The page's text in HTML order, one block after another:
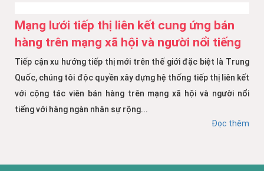
Mạng lưới tiếp thị liên kết cung ứng bán
hàng trên mạng xã hội và người nổi tiếng
Tiếp cận xu hướng tiếp thị mới trên thế giới đặc biệt là Trung
Quốc, chúng tôi độc quyền xây dựng hệ thống tiếp thị liên kết
với cộng tác viên bán hàng trên mạng xã hội và người nổi
tiếng với hàng ngàn nhân sự rộng...
Đọc thêm